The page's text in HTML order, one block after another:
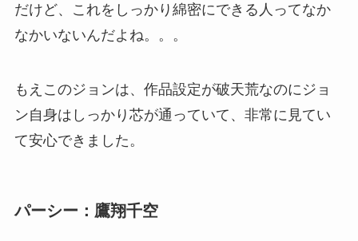
だけど、これをしっかり綿密にできる人ってなか
なかいないんだよね。。。
もえこのジョンは、作品設定が破天荒なのにジョ
ン自身はしっかり芯が通っていて、非常に見てい
て安心できました。
パーシー：鷹翔千空